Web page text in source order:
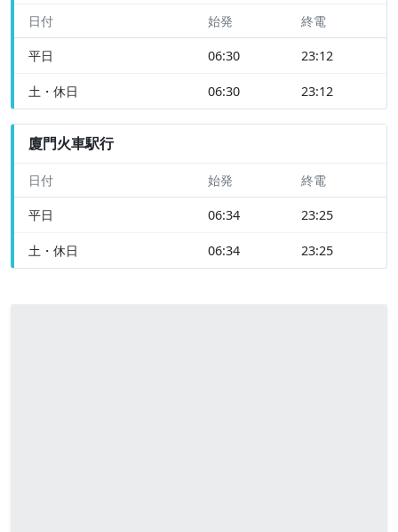
日付 始発 終電
平日 06:30 23:12
土・休日 06:30 23:12
廈門火車駅行
日付 始発 終電
平日 06:34 23:25
土・休日 06:34 23:25